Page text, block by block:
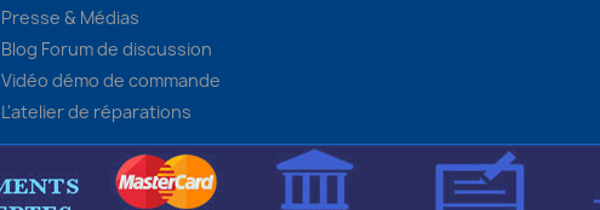
Presse & Médias
Blog Forum de discussion
Vidéo démo de commande
L'atelier de réparations